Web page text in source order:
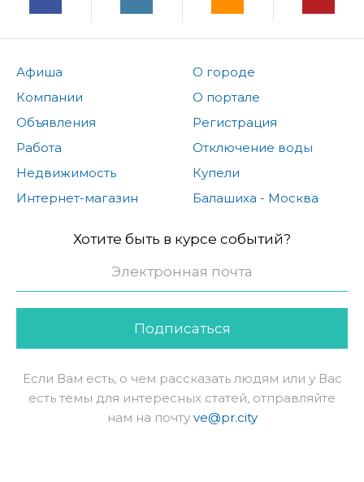
Афиша
Компании
Объявления
Работа
Недвижимость
Интернет-магазин
О городе
О портале
Регистрация
Отключение воды
Купели
Балашиха - Москва
Хотите быть в курсе событий?
Подписаться
Если Вам есть, о чем рассказать людям или у Вас
есть темы для интересных статей, отправляйте
нам на почту ve@pr.city